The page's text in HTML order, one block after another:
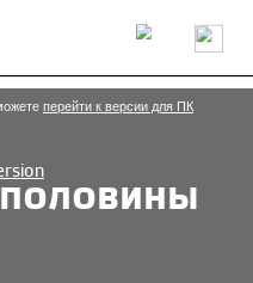
Пресса
Архитекторы
Вакансии
Блог
перейти к версии для ПК